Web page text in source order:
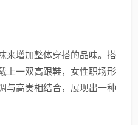
来增加整体穿搭的品味。搭
上一双高跟鞋，女性职场形
与高贵相结合，展现出一种